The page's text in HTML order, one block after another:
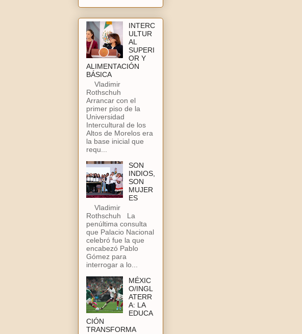
INTERC
ULTUR
AL
SUPERI
OR Y
ALIMENTACIÓN
BÁSICA
Vladimir
Rothschuh
Arrancar con el
primer piso de la
Universidad
Intercultural de los
Altos de Morelos era
la base inicial que
requ...
SON
INDIOS,
SON
MUJER
ES
Vladimir
Rothschuh La
penúltima consulta
que Palacio Nacional
celebró fue la que
encabezó Pablo
Gómez para
interrogar a lo...
MÉXIC
O/INGL
ATERR
A: LA
EDUCA
CIÓN
TRANSFORMA